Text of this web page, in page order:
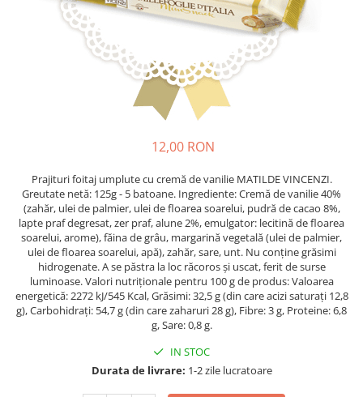
Fructe si legume din Italia
Sosuri Italiene
Sosuri de rosii si pasta de tomate
Dulciuri italiene
Biscuiti italieni
Prajituri, napolitane, cornuri
italiene
Bomboane italiene
Ciocolata italiana
Snacksuri italiene
Hartie igienica
Solutii curatat suprafete baie
Solutii anticalcar
Solutie curatat geamuri
Detergenti pardoseli
Solutii anti insecte
Geluri de dus pentru Barbati si
Femei din Italia
Spumant de baie
Sapun Lichid sau Solid
Antibacterian Pentru Fata sau
Servetele umede, nazale
Periute de Dinti
Apa de Gura
Igiena intima
Absorbante
Geluri intime
12,00 RON
Prajituri foitaj umplute cu cremă de vanilie MATILDE VINCENZI.
Greutate netă: 125g - 5 batoane. Ingrediente: Cremă de vanilie 40%
(zahăr, ulei de palmier, ulei de floarea soarelui, pudră de cacao 8%,
lapte praf degresat, zer praf, alune 2%, emulgator: lecitină de floarea
soarelui, arome), făina de grâu, margarină vegetală (ulei de palmier,
ulei de floarea soarelui, apă), zahăr, sare, unt. Nu conține grăsimi
hidrogenate. A se păstra la loc răcoros și uscat, ferit de surse
luminoase. Valori nutriționale pentru 100 g de produs: Valoarea
energetică: 2272 kJ/545 Kcal, Grăsimi: 32,5 g (din care acizi saturați 12,8
g), Carbohidrați: 54,7 g (din care zaharuri 28 g), Fibre: 3 g, Proteine: 6,8
g, Sare: 0,8 g.
IN STOC
Durata de livrare: 1-2 zile lucratoare